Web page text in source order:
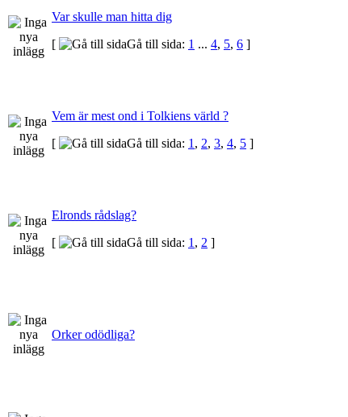
Var skulle man hitta dig
[
Gå till sida: 1 ... 4, 5, 6 ]
Vem är mest ond i Tolkiens värld ?
[
Gå till sida: 1 , 2, 3, 4, 5 ]
Elronds rådslag?
[
Gå till sida: 1 , 2 ]
Orker odödliga?